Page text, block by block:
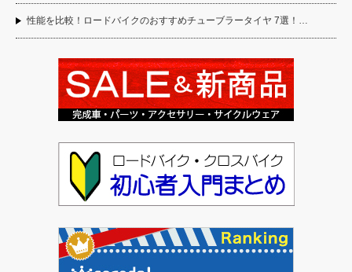
性能を比較！ロードバイクのおすすめチューブラータイヤ 7選！…